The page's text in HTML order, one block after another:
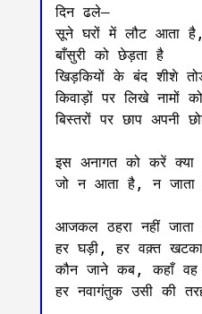
दिन ढले—
सूने घरों में लौट आता
बाँसुरी को छेड़ता है
खिड़कियों के बंद शीशे
किवाड़ों पर लिखे नामों
बिस्तरों पर छाप अपनी
इस अनागत को करें क्या
जो न आता है, न
आजकल ठहरा नहीं जाता
हर घड़ी, हर वक़्त
कौन जाने कब, कहाँ वह
हर नवागंतुक उसी की